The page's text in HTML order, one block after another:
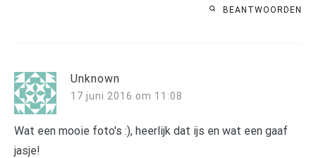
BEANTWOORDEN
Unknown
17 juni 2016 om 11:08
Wat een mooie foto's :), heerlijk dat ijs en wat een gaaf
jasje!